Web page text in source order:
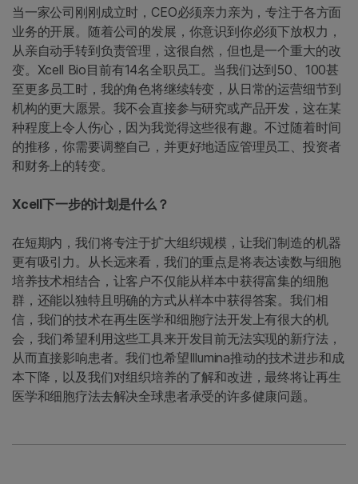
当一家公司刚刚成立时，CEO必须亲力亲为，专注于各方面
业务的开展。随着公司的发展，你意识到你必须下放权力，
从亲自动手转到负责管理，这很自然，但也是一个重大的改
变。Xcell Bio目前有14名全职员工。当我们达到50、100甚
至更多员工时，我的角色将继续转变，从日常的运营细节到
机构的更大愿景。我不会直接参与研究或产品开发，这在某
种程度上令人伤心，因为我觉得这些很有趣。不过随着时间
的推移，你需要调整自己，并更好地适应管理员工、投资者
和财务上的转变。
Xcell下一步的计划是什么？
在短期内，我们将专注于扩大组织规模，让我们制造的机器
更有吸引力。从长远来看，我们的重点是将表达读数与细胞
培养技术相结合，让客户不仅能从样本中获得富集的细胞
群，还能以独特且明确的方式从样本中获得答案。我们相
信，我们的技术在再生医学和细胞疗法开发上有很大的机
会，我们希望利用这些工具来开发目前无法实现的新疗法，
从而直接影响患者。我们也希望Illumina推动的技术进步和成
本下降，以及我们对组织培养的了解和改进，最终将让再生
医学和细胞疗法去解决全球患者承受的许多健康问题。